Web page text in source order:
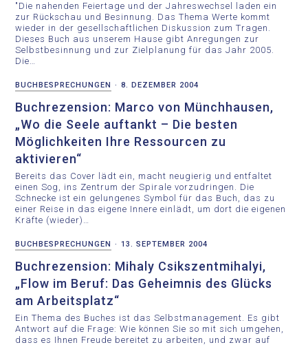
"Die nahenden Feiertage und der Jahreswechsel laden ein
zur Rückschau und Besinnung. Das Thema Werte kommt
wieder in der gesellschaftlichen Diskussion zum Tragen.
Dieses Buch aus unserem Hause gibt Anregungen zur
Selbstbesinnung und zur Zielplanung für das Jahr 2005.
Die…
BUCHBESPRECHUNGEN · 8. DEZEMBER 2004
Buchrezension: Marco von Münchhausen,
„Wo die Seele auftankt – Die besten
Möglichkeiten Ihre Ressourcen zu
aktivieren“
Bereits das Cover lädt ein, macht neugierig und entfaltet
einen Sog, ins Zentrum der Spirale vorzudringen. Die
Schnecke ist ein gelungenes Symbol für das Buch, das zu
einer Reise in das eigene Innere einlädt, um dort die eigenen
Kräfte (wieder)…
BUCHBESPRECHUNGEN · 13. SEPTEMBER 2004
Buchrezension: Mihaly Csikszentmihalyi,
„Flow im Beruf: Das Geheimnis des Glücks
am Arbeitsplatz“
Ein Thema des Buches ist das Selbstmanagement. Es gibt
Antwort auf die Frage: Wie können Sie so mit sich umgehen,
dass es Ihnen Freude bereitet zu arbeiten, und zwar auf